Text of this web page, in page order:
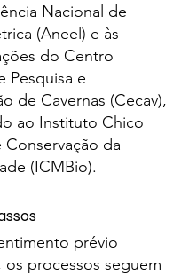
Nacional de
(Aneel) e às
do Centro
Pesquisa e
de Cavernas (Cecav),
ao Instituto Chico
da
(ICMBio).
prévio
processos seguem